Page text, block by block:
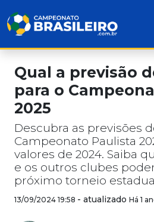
Qual a previsão
para o
2025
Descubra as previsões
Campeonato Paulista
valores de 2024. Saiba
e os outros clubes
próximo torneio
13/09/2024 19:58 - atualizado Há 1